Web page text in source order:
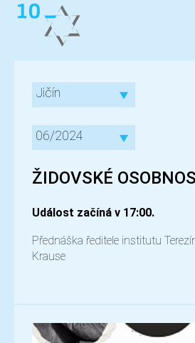
Jičín
06/2024
ŽIDOVSKÉ
Událost začíná v 17:00.
Přednáška ředitele institutu
Krause